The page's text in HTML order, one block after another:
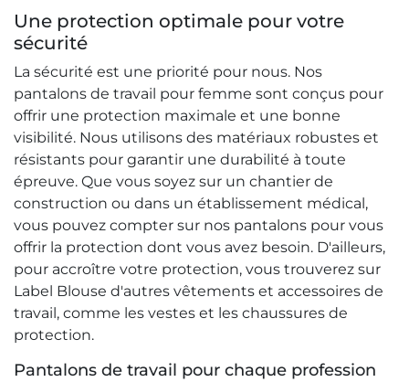
Une protection optimale pour votre
sécurité
La sécurité est une priorité pour nous. Nos
pantalons de travail pour femme sont conçus pour
offrir une protection maximale et une bonne
visibilité. Nous utilisons des matériaux robustes et
résistants pour garantir une durabilité à toute
épreuve. Que vous soyez sur un chantier de
construction ou dans un établissement médical,
vous pouvez compter sur nos pantalons pour vous
offrir la protection dont vous avez besoin. D'ailleurs,
pour accroître votre protection, vous trouverez sur
Label Blouse d'autres vêtements et accessoires de
travail, comme les vestes et les chaussures de
protection.
Pantalons de travail pour chaque profession